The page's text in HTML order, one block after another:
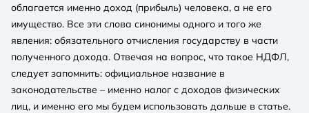
облагается именно доход (прибыль) человека, а не его
имущество. Все эти слова синонимы одного и того же
явления: обязательного отчисления государству в части
полученного дохода. Отвечая на вопрос, что такое НДФЛ,
следует запомнить: официальное название в
законодательстве – именно налог с доходов физических
лиц, и именно его мы будем использовать дальше в статье.